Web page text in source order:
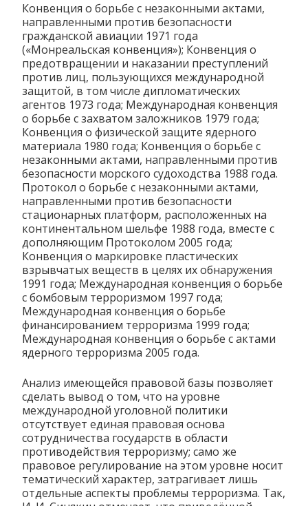
Конвенция о борьбе с незаконными актами,
направленными против безопасности
гражданской авиации 1971 года
(«Монреальская конвенция»); Конвенция о
предотвращении и наказании преступлений
против лиц, пользующихся международной
защитой, в том числе дипломатических
агентов 1973 года; Международная конвенция
о борьбе с захватом заложников 1979 года;
Конвенция о физической защите ядерного
материала 1980 года; Конвенция о борьбе с
незаконными актами, направленными против
безопасности морского судоходства 1988 года.
Протокол о борьбе с незаконными актами,
направленными против безопасности
стационарных платформ, расположенных на
континентальном шельфе 1988 года, вместе с
дополняющим Протоколом 2005 года;
Конвенция о маркировке пластических
взрывчатых веществ в целях их обнаружения
1991 года; Международная конвенция о борьбе
с бомбовым терроризмом 1997 года;
Международная конвенция о борьбе
финансированием терроризма 1999 года;
Международная конвенция о борьбе с актами
ядерного терроризма 2005 года.
Анализ имеющейся правовой базы позволяет
сделать вывод о том, что на уровне
международной уголовной политики
отсутствует единая правовая основа
сотрудничества государств в области
противодействия терроризму; само же
правовое регулирование на этом уровне носит
тематический характер, затрагивает лишь
отдельные аспекты проблемы терроризма. Так,